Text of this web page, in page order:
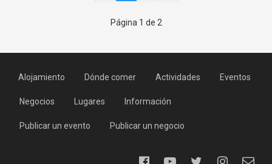
Página 1 de 2
Alojamiento Dónde comer Actividades Eventos
Negocios Lugares Información
Publicar un evento Publicar un negocio